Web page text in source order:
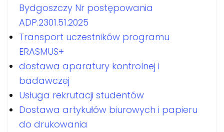
Bydgoszczy Nr postępowania
ADP.2301.51.2025
Transport uczestników programu
ERASMUS+
dostawa aparatury kontrolnej i
badawczej
Usługa rekrutacji studentów
Dostawa artykułów biurowych i papieru
do drukowania